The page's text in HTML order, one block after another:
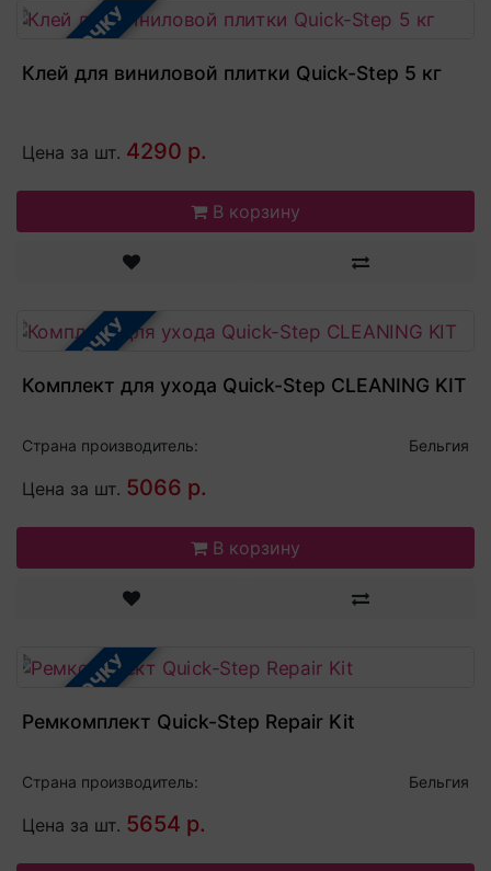
В РАССРОЧКУ
Клей для виниловой плитки Quick-Step 5 кг
Цена за шт. 4290 р.
В корзину
В РАССРОЧКУ
Комплект для ухода Quick-Step CLEANING KIT
Страна производитель: Бельгия
Цена за шт. 5066 р.
В корзину
В РАССРОЧКУ
Ремкомплект Quick-Step Repair Kit
Страна производитель: Бельгия
Цена за шт. 5654 р.